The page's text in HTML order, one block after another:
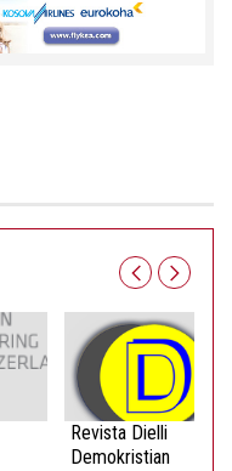
Revista Dielli
Demokristian